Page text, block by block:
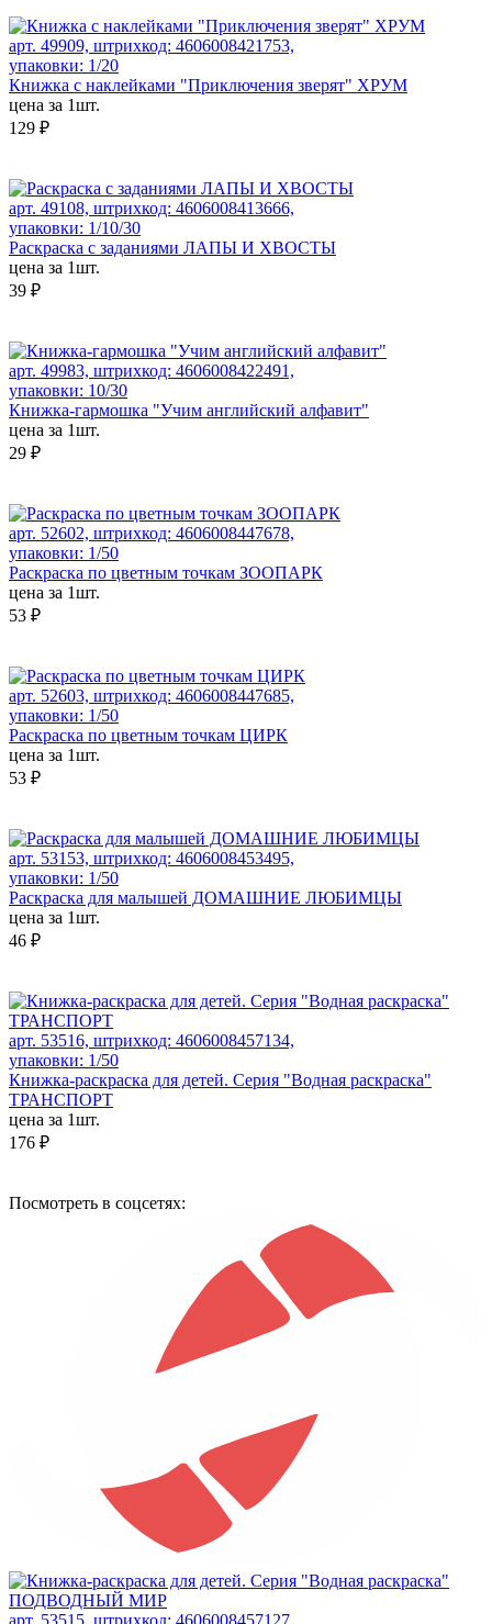
арт. 49909, штрихкод: 4606008421753,
упаковки: 1/20
Книжка с наклейками "Приключения зверят" ХРУМ
цена за 1шт.
129 ₽
арт. 49108, штрихкод: 4606008413666,
упаковки: 1/10/30
Раскраска с заданиями ЛАПЫ И ХВОСТЫ
цена за 1шт.
39 ₽
арт. 49983, штрихкод: 4606008422491,
упаковки: 10/30
Книжка-гармошка "Учим английский алфавит"
цена за 1шт.
29 ₽
арт. 52602, штрихкод: 4606008447678,
упаковки: 1/50
Раскраска по цветным точкам ЗООПАРК
цена за 1шт.
53 ₽
арт. 52603, штрихкод: 4606008447685,
упаковки: 1/50
Раскраска по цветным точкам ЦИРК
цена за 1шт.
53 ₽
арт. 53153, штрихкод: 4606008453495,
упаковки: 1/50
Раскраска для малышей ДОМАШНИЕ ЛЮБИМЦЫ
цена за 1шт.
46 ₽
арт. 53516, штрихкод: 4606008457134,
упаковки: 1/50
Книжка-раскраска для детей. Серия "Водная раскраска"
ТРАНСПОРТ
цена за 1шт.
176 ₽
Посмотреть в соцсетях:
арт. 53515, штрихкод: 4606008457127,